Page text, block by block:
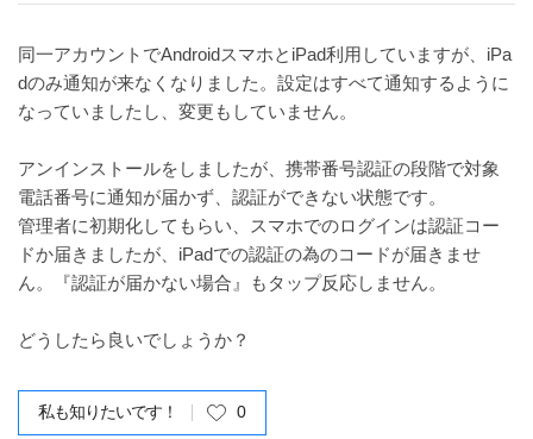
同一アカウントでAndroidスマホとiPad利用していますが、iPa
dのみ通知が来なくなりました。設定はすべて通知するように
なっていましたし、変更もしていません。
アンインストールをしましたが、携帯番号認証の段階で対象
電話番号に通知が届かず、認証ができない状態です。
管理者に初期化してもらい、スマホでのログインは認証コー
ドか届きましたが、iPadでの認証の為のコードが届きませ
ん。『認証が届かない場合』もタップ反応しません。
どうしたら良いでしょうか？
私も知りたいです！ 0